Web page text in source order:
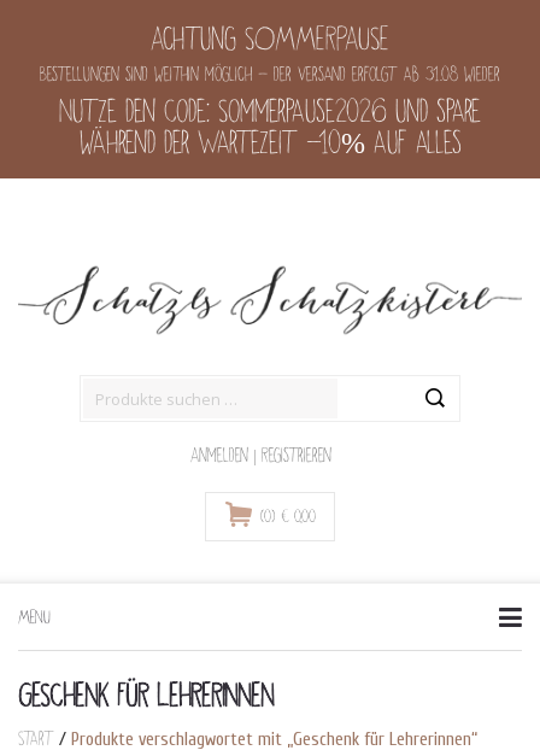
Achtung SOMMERPAUSE
Bestellungen sind weithin möglich - der Versand erfolgt ab 31.08 wieder
Nutze den Code: Sommerpause2026 und spare
während der Wartezeit -10% auf alles
Anmelden | Registrieren
(0) € 0,00
MENU
to
content
GESCHENK FÜR LEHRERINNEN
Start / Produkte verschlagwortet mit „Geschenk für Lehrerinnen“